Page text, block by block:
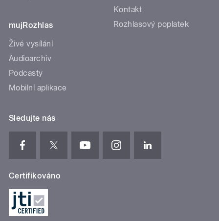
mujRozhlas
Živé vysílání
Audioarchiv
Podcasty
Mobilní aplikace
Kontakt
Rozhlasový poplatek
Sledujte nás
Certifikováno